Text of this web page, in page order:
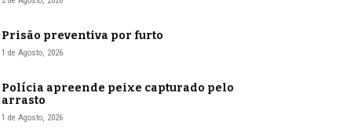
Prisão preventiva por furto
1 de Agosto, 2026
Polícia apreende peixe capturado pelo
arrasto
1 de Agosto, 2026